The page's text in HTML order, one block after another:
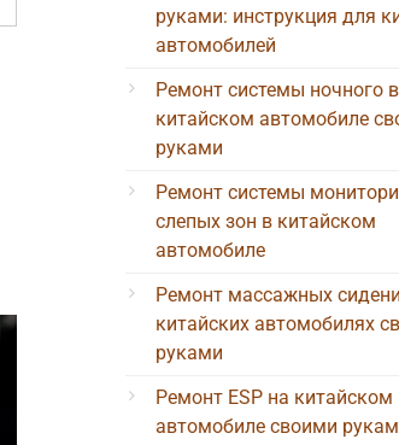
руками: инструкция для
автомобилей
Ремонт системы ночного
китайском автомобиле
руками
Ремонт системы
слепых зон в китайском
автомобиле
Ремонт массажных
китайских автомобилях
руками
Ремонт ESP на китайском
автомобиле своими